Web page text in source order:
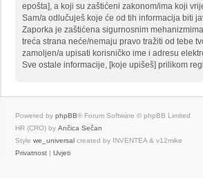
epošta], a koji su zaštićeni zakonom/ima koji
Sam/a odlučuješ koje će od tih informacija biti
Zaporka je zaštićena sigurnosnim
treća strana neće/nemaju pravo tražiti od tebe
zamoljen/a upisati korisničko ime i adresu
Sve ostale informacije, [koje upišeš] prilikom
Powered by phpBB® Forum Software © phpBB Limited
HR (CRO) by Ančica Sečan
Style we_universal created by INVENTEA & v12mike
Privatnost | Uvjeti